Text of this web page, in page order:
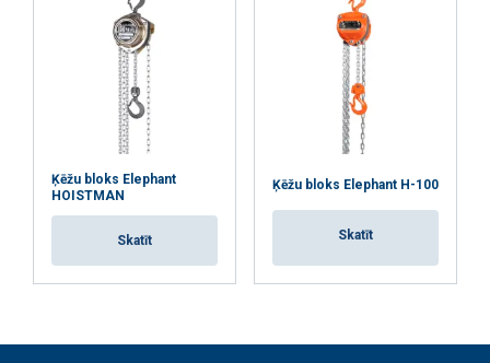
Ķēžu bloks Elephant
HOISTMAN
Skatīt
Ķēžu bloks Elephant H-100
Skatīt